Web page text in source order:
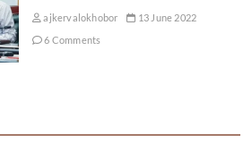
ajkervalokhobor
13 June 2022
6 Comments